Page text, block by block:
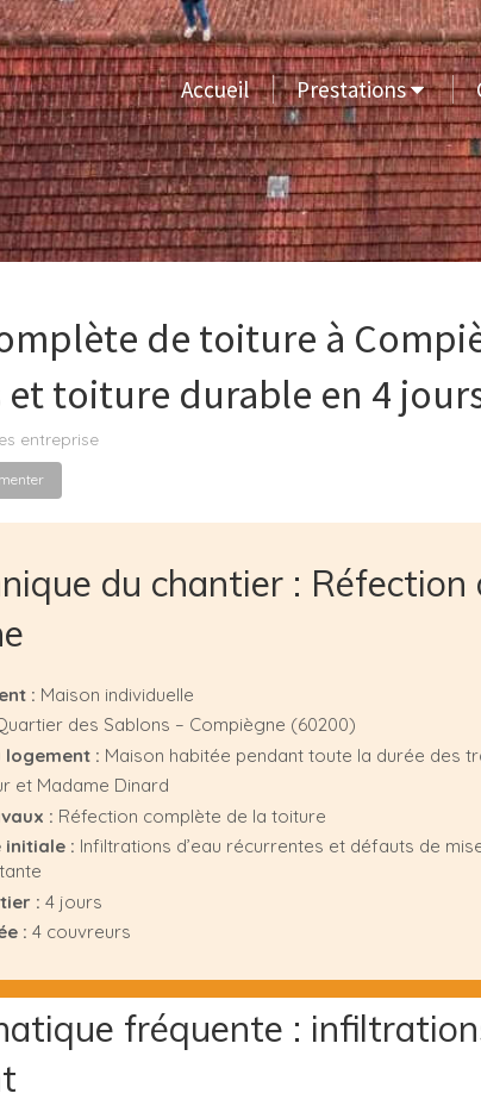
Accueil Prestations
de toiture à
toiture durable en 4
entreprise
du chantier :
: Maison individuelle
des Sablons – Compiègne (60200)
: Maison habitée pendant toute la durée des
et Madame Dinard
: Réfection complète de la toiture
initiale : Infiltrations d’eau récurrentes et défauts de
: 4 jours
: 4 couvreurs
fréquente :